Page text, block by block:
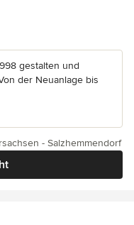
gestalten und
der Neuanlage bis
- Salzhemmendorf